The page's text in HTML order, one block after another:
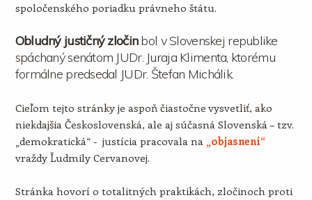
spoločenského poriadku právneho štátu.
Obludný justičný zločinbol v Slovenskej republike
spáchaný senátom JUDr. Juraja Klimenta, ktorému
formálne predsedal JUDr. Štefan Michálik.
Cieľom tejto stránky je aspoň čiastočne vysvetliť, ako
niekdajšia Československá, ale aj súčasná Slovenská – tzv.
„demokratická“ - justícia pracovala na „objasnení“
vraždy Ľudmily Cervanovej.
Stránka hovorí o totalitných praktikách, zločinoch proti